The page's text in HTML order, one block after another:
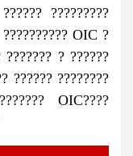
?????????
?????????? OIC ?
??????? ? ??????
?????? ????????
OIC????